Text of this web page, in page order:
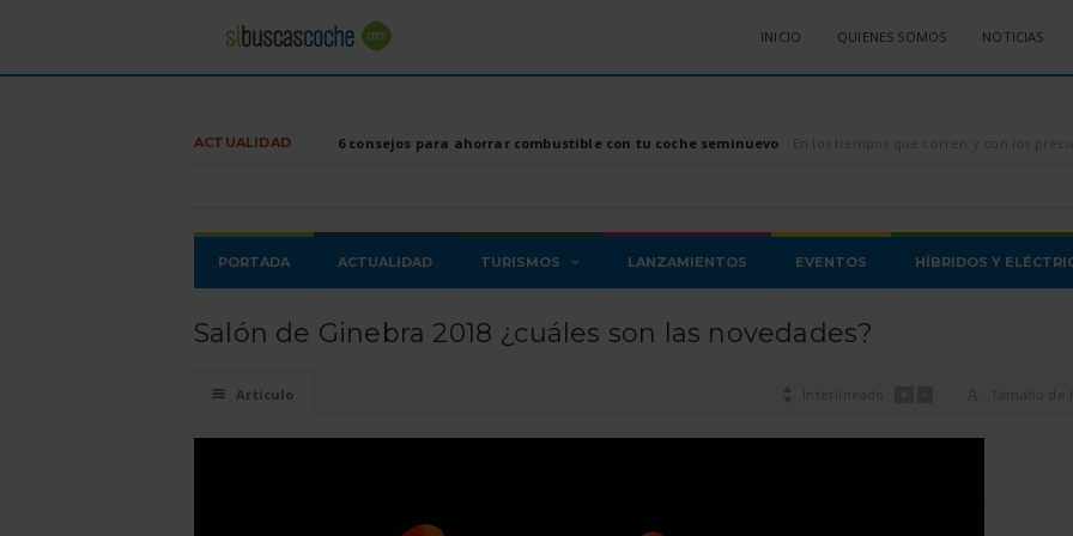
INICIO QUIENES SOMOS NOTICIAS
ACTUALIDAD 6 consejos para ahorrar combustible con tu coche seminuevo En los tiempos que corren y con los precios de los combustibles, tanto diésel como
PORTADA ACTUALIDAD TURISMOS LANZAMIENTOS EVENTOS HÍBRIDOS Y
Salón de Ginebra 2018 ¿cuáles son las novedades?
☰ Artículo